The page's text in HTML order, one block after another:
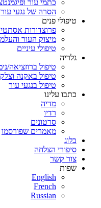
כתמי עור
הסרה של נגעי עור
טיפולי פנים
פרוצדורות
מיצוק העור
טיפולי עיניים
גלריה
טיפול ברוזציאה/
טיפול באקנה
טיפול בנגעי עור
כתבו עלינו
מדיה
רדיו
סרטונים
מאמרים שפורסמו
בלוג
סיפורי הצלחה
צור קשר
שפות
English
French
Russian